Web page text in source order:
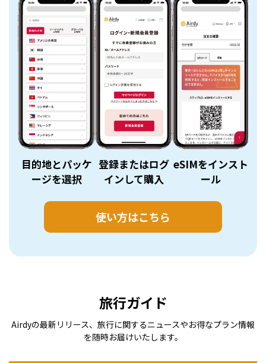
目的地とパッケ
ージを選択
登録またはログ
インして購入
eSIMをインスト
ール
使い方はこちら
旅行ガイド
Airdyの最新リリース、旅行に関するニュースやお得なプラン情報
を随時お届けいたします。